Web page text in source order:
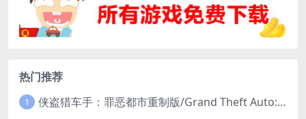
热门推荐
1 侠盗猎车手：罪恶都市重制版/Grand Theft Auto: Vice City – The Definitive Edition